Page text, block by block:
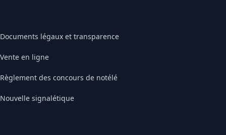
Documents légaux et transparence
Vente en ligne
Règlement des concours de notélé
Nouvelle signalétique